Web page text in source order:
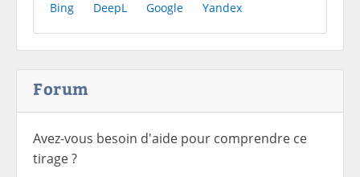
Bing DeepL Google Yandex
Forum
Avez-vous besoin d'aide pour comprendre ce
tirage ?